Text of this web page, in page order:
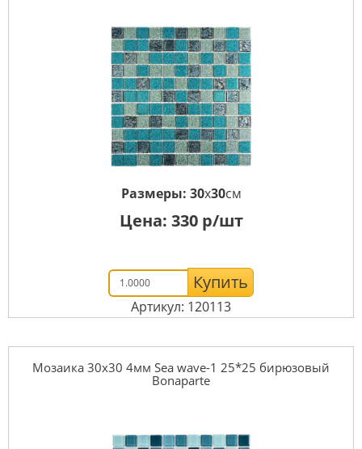
Размеры: 30x30см
Цена: 330р/шт
Купить
Артикул: 120113
Мозаика 30x30 4мм Sea wave-1 25*25 бирюзовый
Bonaparte